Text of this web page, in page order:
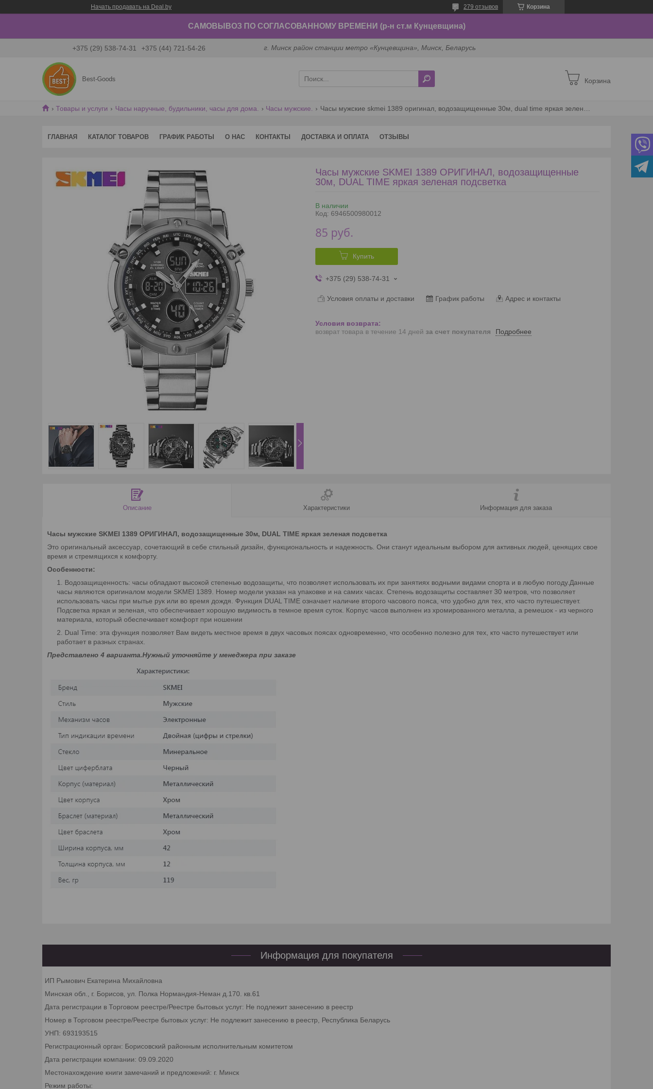
Начать продавать на Deal.by Корзина
279 отзывов
САМОВЫВОЗ ПО СОГЛАСОВАННОМУ ВРЕМЕНИ (р-н ст.м Кунцевщина)
+375 (29) 538-74-31 +375 (44) 721-54-26 г. Минск район станции метро «Кунцевщина», Минск, Беларусь
Best-Goods Корзина
Товары и услуги Часы наручные, будильники, часы для дома. Часы мужские.
ГЛАВНАЯ КАТАЛОГ ТОВАРОВ ГРАФИК РАБОТЫ О НАС КОНТАКТЫ ДОСТАВКА И ОПЛАТА ОТЗЫВЫ
Часы мужские SKMEI 1389 ОРИГИНАЛ, водозащищенные
30м, DUAL TIME яркая зеленая подсветка
В наличии
Код: 6946500980012
85 руб.
Купить
+375 (29) 538-74-31
Условия оплаты и доставки График работы Адрес и контакты
возврат товара в течение 14 дней за счет покупателя Подробнее
Описание Характеристики Информация для заказа
Часы мужские SKMEI 1389 ОРИГИНАЛ, водозащищенные 30м, DUAL TIME яркая зеленая подсветка
Это оригинальный аксессуар, сочетающий в себе стильный дизайн, функциональность и надежность. Они станут идеальным выбором для активных людей, ценящих свое
время и стремящихся к комфорту.
Особенности:
Водозащищенность: часы обладают высокой степенью водозащиты, что позволяет использовать их при занятиях водными видами спорта и в любую погоду.Данные
часы являются оригиналом модели SKMEI 1389. Номер модели указан на упаковке и на самих часах. Степень водозащиты составляет 30 метров, что позволяет
использовать часы при мытье рук или во время дождя. Функция DUAL TIME означает наличие второго часового пояса, что удобно для тех, кто часто путешествует.
Подсветка яркая и зеленая, что обеспечивает хорошую видимость в темное время суток. Корпус часов выполнен из хромированного металла, а ремешок - из черного
материала, который обеспечивает комфорт при ношении
Dual Time: эта функция позволяет Вам видеть местное время в двух часовых поясах одновременно, что особенно полезно для тех, кто часто путешествует или
работает в разных странах.
Представлено 4 варианта.Нужный уточняйте у менеджера при заказе
Информация для покупателя
ИП Рымович Екатерина Михайловна
Минская обл., г. Борисов, ул. Полка Нормандия-Неман д.170. кв.61
Дата регистрации в Торговом реестре/Реестре бытовых услуг: Не подлежит занесению в реестр
Номер в Торговом реестре/Реестре бытовых услуг: Не подлежит занесению в реестр, Республика Беларусь
УНП: 693193515
Регистрационный орган: Борисовский районным исполнительным комитетом
Дата регистрации компании: 09.09.2020
Местонахождение книги замечаний и предложений: г. Минск
Режим работы: